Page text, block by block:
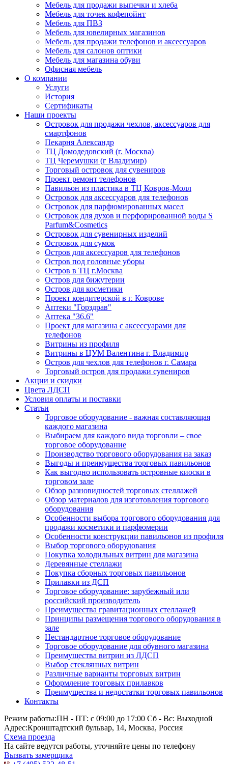
Мебель для продажи выпечки и хлеба
Мебель для точек кофепойнт
Мебель для ПВЗ
Мебель для ювелирных магазинов
Мебель для продажи телефонов и аксессуаров
Мебель для салонов оптики
Мебель для магазина обуви
Офисная мебель
О компании
Услуги
История
Сертификаты
Наши проекты
Островок для продажи чехлов, аксессуаров для
смартфонов
Пекарня Александр
ТЦ Домодедовский (г. Москва)
ТЦ Черемушки (г Владимир)
Торговый островок для сувениров
Проект ремонт телефонов
Павильон из пластика в ТЦ Ковров-Молл
Островок для аксессуаров для телефонов
Островок для парфюмированных масел
Островок для духов и перфорированной воды S
Parfum&Cosmetics
Островок для сувенирных изделий
Островок для сумок
Остров для аксессуаров для телефонов
Остров под головные уборы
Остров в ТЦ г.Москва
Остров для бижутерии
Остров для косметики
Проект кондитерской в г. Коврове
Аптеки "Горздрав"
Аптека "36,6"
Проект для магазина с аксессуарами для
телефонов
Витрины из профиля
Витрины в ЦУМ Валентина г. Владимир
Остров для чехлов для телефонов г. Самара
Торговый остров для продажи сувениров
Акции и скидки
Цвета ЛДСП
Условия оплаты и поставки
Статьи
Торговое оборудование - важная составляющая
каждого магазина
Выбираем для каждого вида торговли – свое
торговое оборудование
Производство торгового оборудования на заказ
Выгоды и преимущества торговых павильонов
Как выгодно использовать островные киоски в
торговом зале
Обзор разновидностей торговых стеллажей
Обзор материалов для изготовления торгового
оборудования
Особенности выбора торгового оборудования для
продажи косметики и парфюмерии
Особенности конструкции павильонов из профиля
Выбор торгового оборудования
Покупка холодильных витрин для магазина
Деревянные стеллажи
Покупка сборных торговых павильонов
Прилавки из ДСП
Торговое оборудование: зарубежный или
российский производитель
Преимущества гравитационных стеллажей
Принципы размещения торгового оборудования в
зале
Нестандартное торговое оборудование
Торговое оборудование для обувного магазина
Преимущества витрин из ЛДСП
Выбор стеклянных витрин
Различные варианты торговых витрин
Оформление торговых прилавков
Преимущества и недостатки торговых павильонов
Контакты
Режим работы:ПН - ПТ: с 09:00 до 17:00 Сб - Вс: Выходной
Адрес:Кронштадтский бульвар, 14, Москва, Россия
Схема проезда
На сайте ведутся работы, уточняйте цены по телефону
Вызвать замерщика